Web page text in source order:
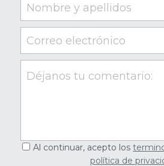
Nombre y apellidos
Correo electrónico
Déjanos tu comentario:
Al continuar, acepto los
política de